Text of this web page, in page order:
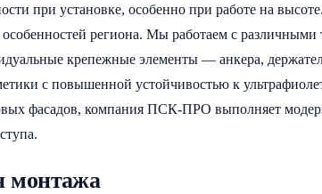
при установке, особенно при работе на
особенностей региона. Мы работаем с
крепежные элементы — анкера,
с повышенной устойчивостью к
фасадов, компания ПСК-ПРО выполняет
монтажа